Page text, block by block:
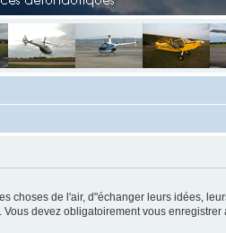
choses de l'air, d"échanger leurs idées,
devez obligatoirement vous